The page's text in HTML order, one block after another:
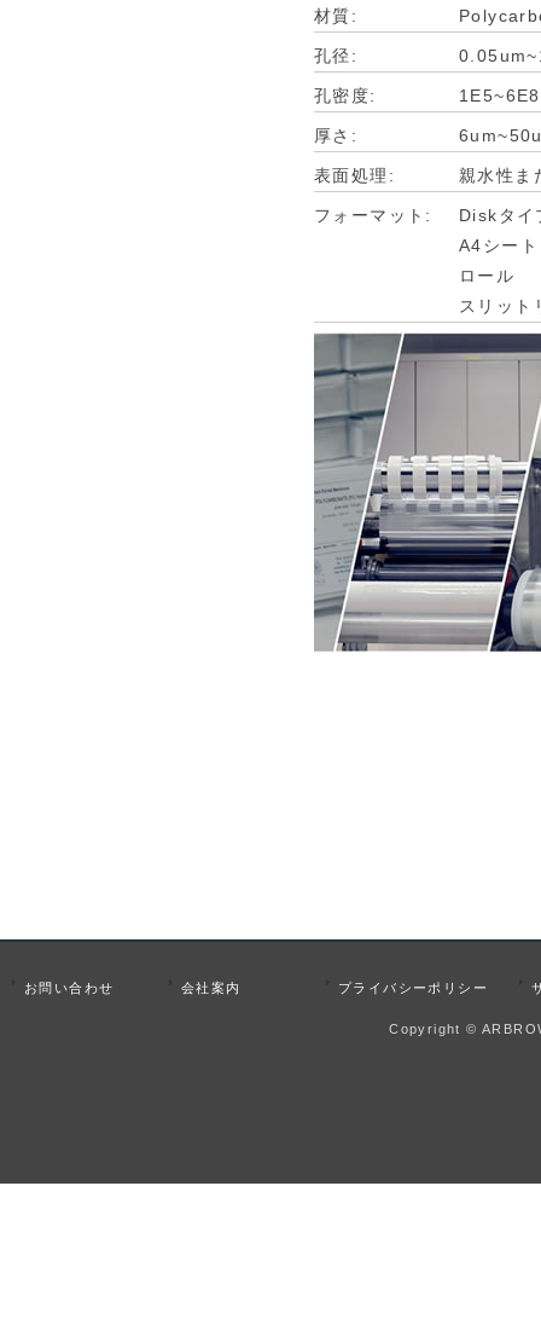
材質:
孔径:
孔密度: 1E5~6E8
厚さ:
表面処理: 親水性ま
フォーマット:
Diskタ
A4シート
ロール
スリット
お問い合わせ 会社案内 プライバシーポリシー
Copyright ©